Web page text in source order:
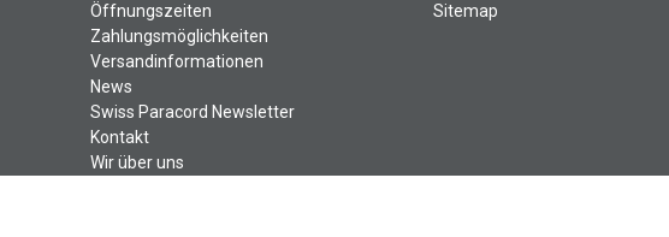
Öffnungszeiten
Zahlungsmöglichkeiten
Versandinformationen
News
Swiss Paracord Newsletter
Kontakt
Wir über uns
Sitemap